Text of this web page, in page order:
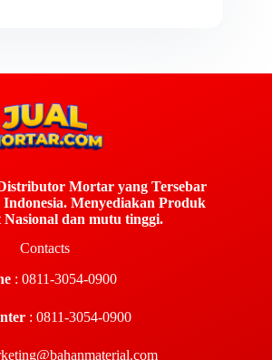
Mortar yang Tersebar
Menyediakan Produk
dan mutu tinggi.
Contacts
: 0811-3054-0900
: 0811-3054-0900